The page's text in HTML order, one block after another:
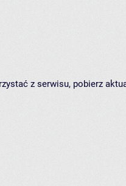
z serwisu, pobierz